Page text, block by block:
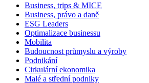
Business, trips & MICE
Business, právo a daně
ESG Leaders
Optimalizace businessu
Mobilita
Budoucnost průmyslu a výroby
Podnikání
Cirkulární ekonomika
Malé a střední podniky